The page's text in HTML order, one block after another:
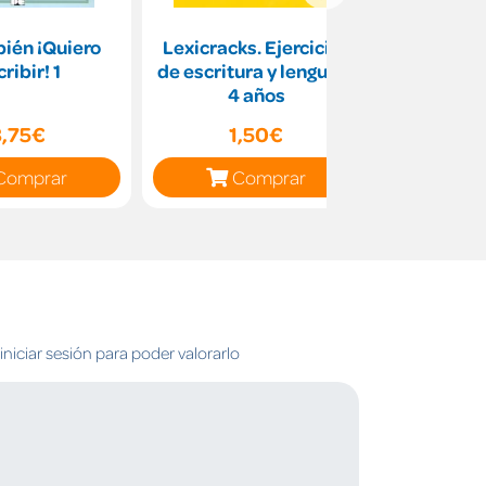
¡Quiero
1
Lexicracks. Ejercicios
de escritura y lenguaje
4 años
1,50€
Comprar
sesión para poder valorarlo